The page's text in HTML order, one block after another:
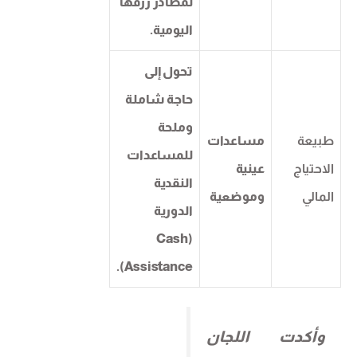
اليومية.
طبيعة
الاحتياج
المالي
مساعدات
عينية
وموضعية
تحول إلى
حاجة شاملة
وملحة
للمساعدات
النقدية
الدورية
(Cash
Assistance).
وأكدت اللجان